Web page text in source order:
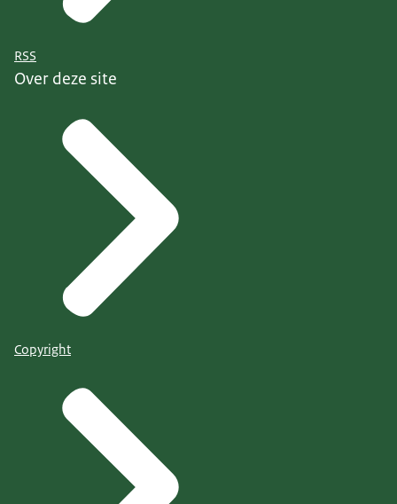
RSS
Over deze site
Copyright